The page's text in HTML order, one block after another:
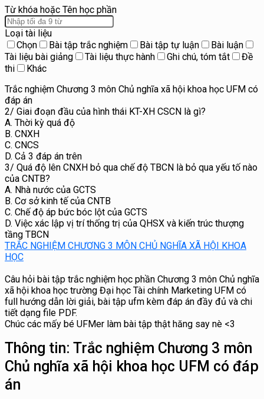
Từ khóa hoặc Tên học phần
Loại tài liệu
Chọn
Bài tập trắc nghiệm Bài tập tự luận
Bài luận
Tài liệu bài giảng
Tài liệu thực hành Ghi chú, tóm tắt
Đề
thi
Khác
Trắc nghiệm Chương 3 môn Chủ nghĩa xã hội khoa học UFM có
đáp án
2/ Giai đoạn đầu của hình thái KT-XH CSCN là gì?
A. Thời kỳ quá độ
B. CNXH
C. CNCS
D. Cả 3 đáp án trên
3/ Quá độ lên CNXH bỏ qua chế độ TBCN là bỏ qua yếu tố nào
của CNTB?
A. Nhà nước của GCTS
B. Cơ sở kinh tế của CNTB
C. Chế độ áp bức bóc lột của GCTS
D. Việc xác lập vị trí thống trị của QHSX và kiến trúc thượng
tầng TBCN
TRẮC NGHIỆM CHƯƠNG 3 MÔN CHỦ NGHĨA XÃ HỘI KHOA
HỌC
Câu hỏi bài tập trắc nghiệm học phần Chương 3 môn Chủ nghĩa
xã hội khoa học trường Đại học Tài chính Marketing UFM có
full hướng dẫn lời giải, bài tập ufm kèm đáp án đầy đủ và chi
tiết dạng file PDF.
Chúc các mấy bé UFMer làm bài tập thật hăng say nè <3
Thông tin: Trắc nghiệm Chương 3 môn
Chủ nghĩa xã hội khoa học UFM có đáp
án